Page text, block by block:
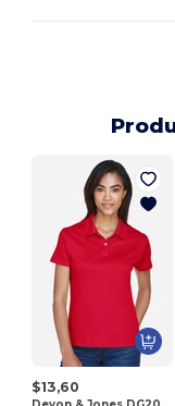
$13,60